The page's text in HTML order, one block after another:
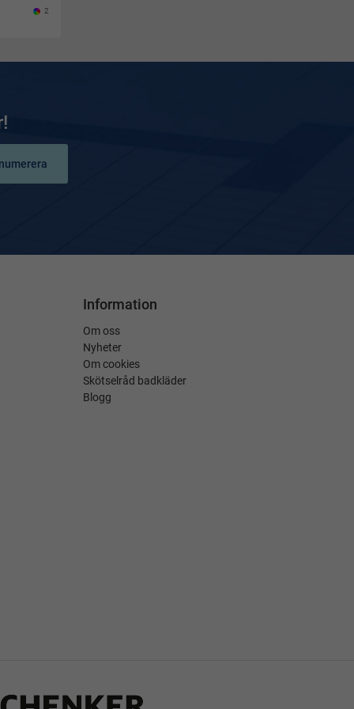
2
Information
Om oss
Nyheter
Om cookies
Skötselråd badkläder
Blogg